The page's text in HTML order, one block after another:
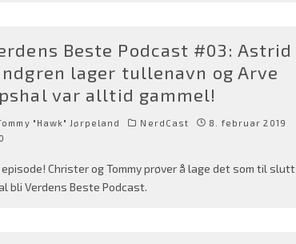
Beste Podcast #03: Astrid
lager tullenavn og Arve
var alltid gammel!
"Hawk" Jørpeland NerdCast
8. februar 2019
0
episode! Christer og Tommy prøver å lage det som til slutt
bli Verdens Beste Podcast.